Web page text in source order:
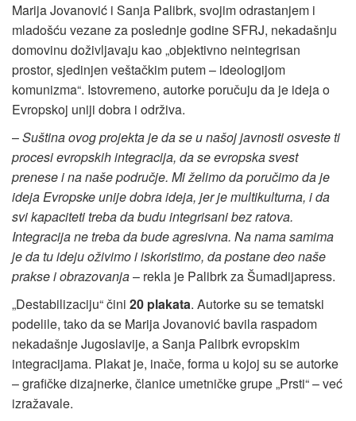
Marija Jovanović i Sanja Palibrk, svojim odrastanjem i
mladošću vezane za poslednje godine SFRJ, nekadašnju
domovinu doživljavaju kao „objektivno neintegrisan
prostor, sjedinjen veštačkim putem – ideologijom
komunizma“. Istovremeno, autorke poručuju da je ideja o
Evropskoj uniji dobra i održiva.
–Suština ovog projekta je da se u našoj javnosti osveste ti
procesi evropskih integracija, da se evropska svest
prenese i na naše područje. Mi želimo da poručimo da je
ideja Evropske unije dobra ideja, jer je multikulturna, i da
svi kapaciteti treba da budu integrisani bez ratova.
Integracija ne treba da bude agresivna. Na nama samima
je da tu ideju oživimo i iskoristimo, da postane deo naše
prakse i obrazovanja– rekla je Palibrk za Šumadijapress.
„Destabilizaciju“ čini 20 plakata. Autorke su se tematski
podelile, tako da se Marija Jovanović bavila raspadom
nekadašnje Jugoslavije, a Sanja Palibrk evropskim
integracijama. Plakat je, inače, forma u kojoj su se autorke
– grafičke dizajnerke, članice umetničke grupe „Prsti“ – već
izražavale.